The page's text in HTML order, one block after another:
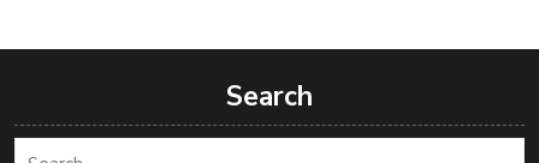
Search